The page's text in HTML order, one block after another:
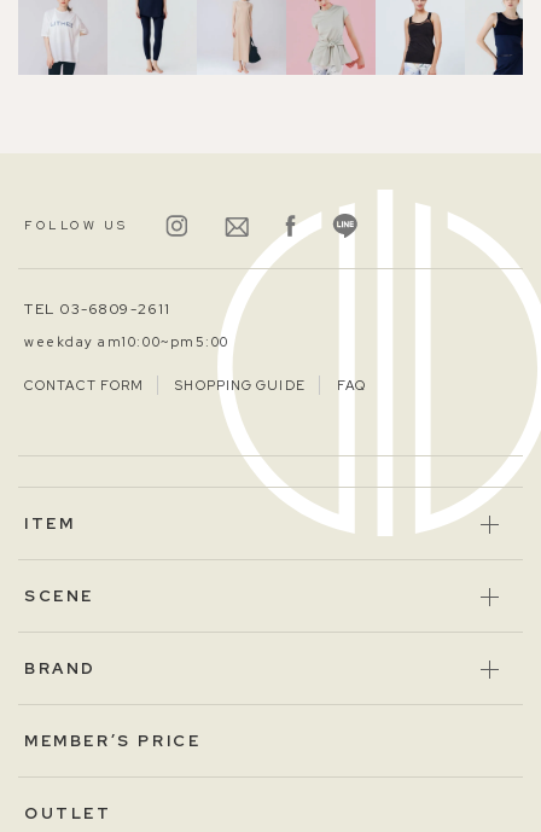
FOLLOW US
TEL 03-6809-2611
weekday am10:00~pm5:00
CONTACT FORM SHOPPING GUIDE FAQ
ITEM
SCENE
BRAND
MEMBER’S PRICE
OUTLET